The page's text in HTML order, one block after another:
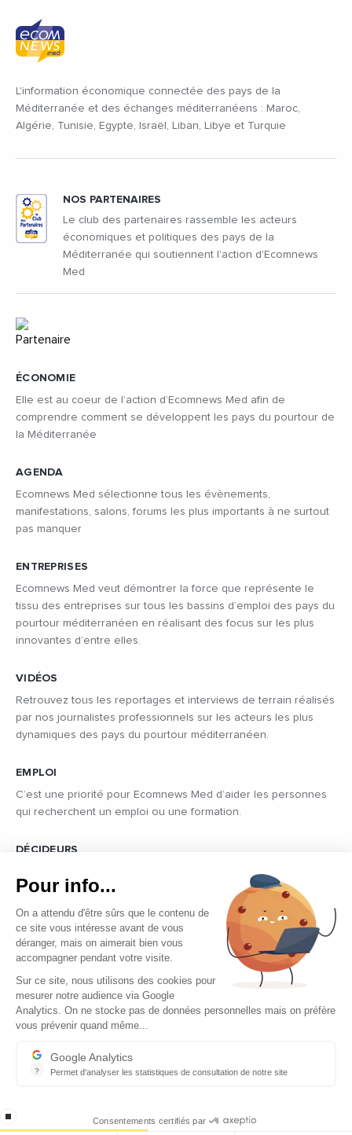
L'information économique connectée des pays de la
Méditerranée et des échanges méditerranéens : Maroc,
Algérie, Tunisie, Egypte, Israël, Liban, Libye et Turquie
ÉCONOMIE
Elle est au coeur de l’action d’Ecomnews Med afin de
comprendre comment se développent les pays du pourtour de
la Méditerranée
AGENDA
Ecomnews Med sélectionne tous les évènements,
manifestations, salons, forums les plus importants à ne surtout
pas manquer
ENTREPRISES
Ecomnews Med veut démontrer la force que représente le
tissu des entreprises sur tous les bassins d’emploi des pays du
pourtour méditerranéen en réalisant des focus sur les plus
innovantes d’entre elles.
VIDÉOS
Retrouvez tous les reportages et interviews de terrain réalisés
par nos journalistes professionnels sur les acteurs les plus
dynamiques des pays du pourtour méditerranéen.
EMPLOI
C’est une priorité pour Ecomnews Med d’aider les personnes
qui recherchent un emploi ou une formation.
DÉCIDEURS
politique des pays du pourtour de la Méditerranée.
NOS PARTENAIRES
Le club des partenaires rassemble les acteurs
économiques et politiques des pays de la
Méditerranée qui soutiennent l'action d'Ecomnews
Med
Copyright © 2026 - Tous droits réservés
Qui sommes-nous ?
Contact
Mentions légales
Pour info...
On a attendu d'être sûrs que le contenu de
ce site vous intéresse avant de vous
déranger, mais on aimerait bien vous
accompagner pendant votre visite.
Sur ce site, nous utilisons des cookies pour
mesurer notre audience via Google
Analytics. On ne stocke pas de données personnelles mais on préfère
vous prévenir quand même...
?
Google Analytics
Permet d'analyser les statistiques de consultation de notre site
stop loading Consentements certifiés par